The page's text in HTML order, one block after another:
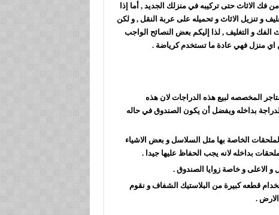
الاثاث حتى تركيبه في منزلك الجديد , أما إذا
و تنزيل الاثاث و تحميله على عربة النقل , و لكن
و التغليف , لذا إليكم بعض النصائح الواجب
اي منزل فهي عادة ما تستخدم كرياضة .
المخصصه لبيع هذه الدراجات لان هذه
بداخله ويفضل أن يكون الصندوق في حاله
الخاصة بها مثل السلاسل و بعض الاشياء
بداخله لانه يجب الحفاظ عليها جيدا .
الاعلى و خاصة زوايا الصندوق .
قطعه كبيرة من البلاستيك الشفاف و نقوم
.